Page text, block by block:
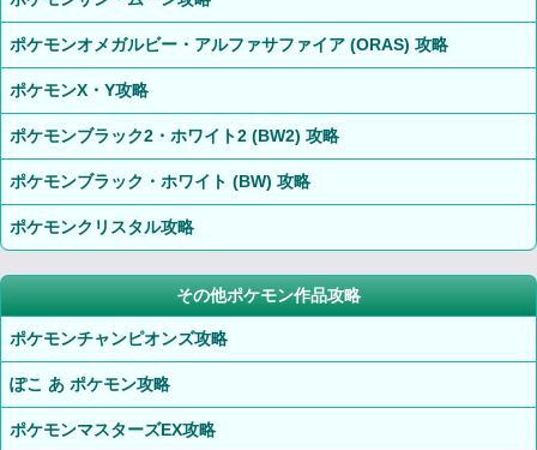
ポケモンオメガルビー・アルファサファイア (ORAS) 攻略
ポケモンX・Y攻略
ポケモンブラック2・ホワイト2 (BW2) 攻略
ポケモンブラック・ホワイト (BW) 攻略
ポケモンクリスタル攻略
その他ポケモン作品攻略
ポケモンチャンピオンズ攻略
ぽこ あ ポケモン攻略
ポケモンマスターズEX攻略